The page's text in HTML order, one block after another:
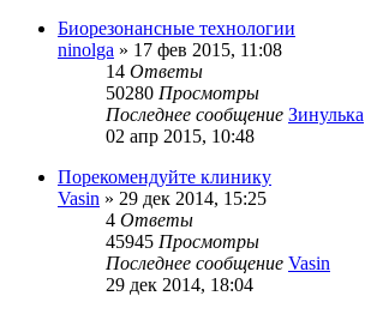
Биорезонансные технологии
ninolga » 17 фев 2015, 11:08
14 Ответы
50280 Просмотры
Последнее сообщение Зинулька
02 апр 2015, 10:48
Порекомендуйте клинику
Vasin » 29 дек 2014, 15:25
4 Ответы
45945 Просмотры
Последнее сообщение Vasin
29 дек 2014, 18:04